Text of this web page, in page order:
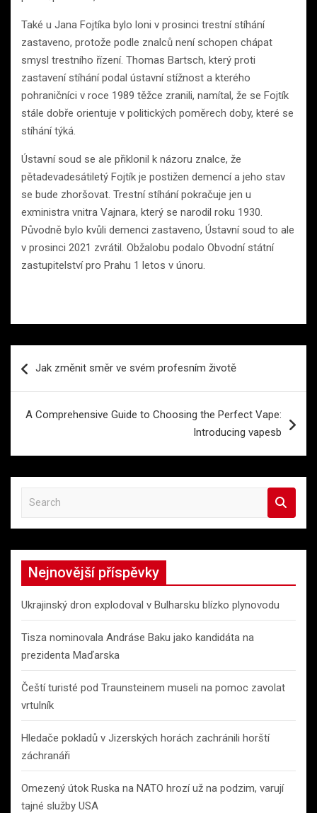
Také u Jana Fojtíka bylo loni v prosinci trestní stíhání
zastaveno, protože podle znalců není schopen chápat
smysl trestního řízení. Thomas Bartsch, který proti
zastavení stíhání podal ústavní stížnost a kterého
pohraničníci v roce 1989 těžce zranili, namítal, že se Fojtík
stále dobře orientuje v politických poměrech doby, které se
stíhání týká.
Ústavní soud se ale přiklonil k názoru znalce, že
pětadevadesátiletý Fojtík je postižen demencí a jeho stav
se bude zhoršovat. Trestní stíhání pokračuje jen u
exministra vnitra Vajnara, který se narodil roku 1930.
Původně bylo kvůli demenci zastaveno, Ústavní soud to ale
v prosinci 2021 zvrátil. Obžalobu podalo Obvodní státní
zastupitelství pro Prahu 1 letos v únoru.
proJak změnit směr ve svém profesním životě
A Comprehensive Guide to Choosing the Perfect Vape:
Introducing vapesb
a
r
h
Nejnovější příspěvky
Ukrajinský dron explodoval v Bulharsku blízko plynovodu
Tisza nominovala Andráse Baku jako kandidáta na
prezidenta Maďarska
Čeští turisté pod Traunsteinem museli na pomoc zavolat
vrtulník
Hledače pokladů v Jizerských horách zachránili horští
záchranáři
Omezený útok Ruska na NATO hrozí už na podzim, varují
tajné služby USA